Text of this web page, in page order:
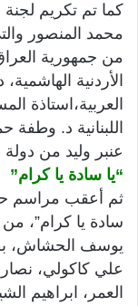
كما تم تكريم لجنة
محمد المنصور
من جمهورية
الأردنية
العربية،استاذة
اللبنانية د.
عنبر وليد من
“يا سادة يا كرام”
ثم أعقب مراسم
سادة يا كرام”، من
يوسف الحشاش،
علي كاكولي،
العمر، ابراهيم